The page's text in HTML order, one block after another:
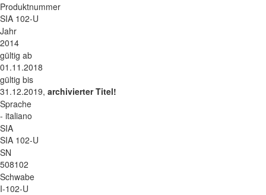
Produktnummer
SIA 102-U
Jahr
2014
gültig ab
01.11.2018
gültig bis
31.12.2019, archivierter Titel!
Sprache
- italiano
SIA
SIA 102-U
SN
508102
Schwabe
I-102-U